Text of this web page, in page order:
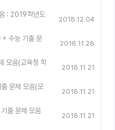
: 2019학년도
2018.12.04
수능 기출 문
2018.11.28
모음(교육청 학
2018.11.21
문제 모음(모
2018.11.21
출 문제 모음
2018.11.21